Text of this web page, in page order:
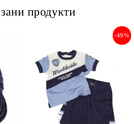
продукти
-49%